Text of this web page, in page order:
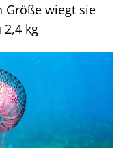
Größe wiegt sie
kg